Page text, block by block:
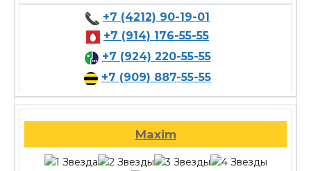
+7 (4212) 90-19-01
+7 (914) 176-55-55
+7 (924) 220-55-55
+7 (909) 887-55-55
Maxim